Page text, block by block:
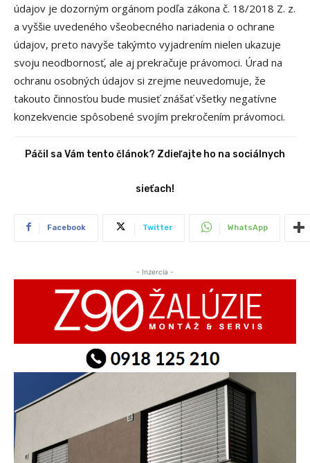
údajov je dozorným orgánom podľa zákona č. 18/2018 Z. z.
a vyššie uvedeného všeobecného nariadenia o ochrane
údajov, preto navyše takýmto vyjadrením nielen ukazuje
svoju neodbornosť, ale aj prekračuje právomoci. Úrad na
ochranu osobných údajov si zrejme neuvedomuje, že
takouto činnosťou bude musieť znášať všetky negatívne
konzekvencie spôsobené svojím prekročením právomoci.
Páčil sa Vám tento článok? Zdieľajte ho na sociálnych
sieťach!
Facebook Twitter WhatsApp
- Inzercia -